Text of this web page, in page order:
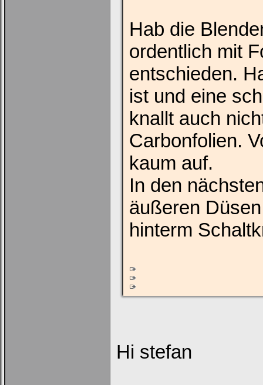
Hab die
ordentlich mit
entschieden.
ist und eine
knallt auch
Carbonfolien.
kaum auf.
In den
äußeren
hinterm
Hi stefan